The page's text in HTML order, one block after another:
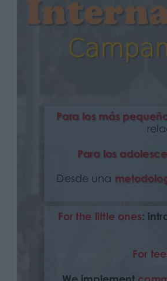
Campamento completo
Todos nuestros programas para
- Para niños: dependiendo del
de actividades lúdicas y talleres en
- Para adolescentes: dependiendo del
All our teenage programmes includes:
- Minigroups: maximum 9 students per
- Qualified native teachers with vast
- For children: depending on the
of playful activities and workshops in